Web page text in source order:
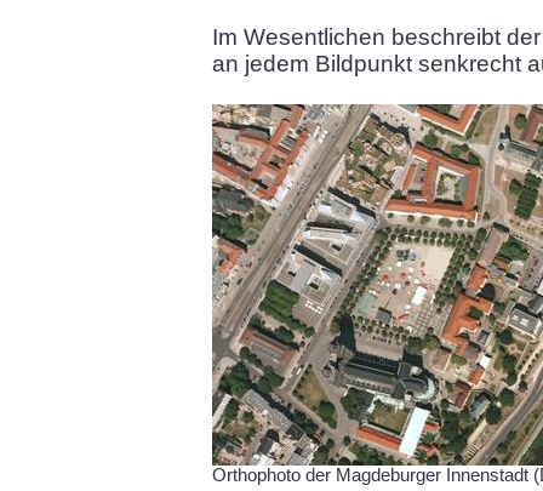
Im Wesentlichen beschreibt
an jedem Bildpunkt senkrecht
Orthophoto der Magdeburger Innenstadt